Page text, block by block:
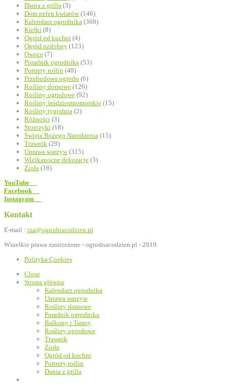
Dania z grilla (3)
Dom pełen kwiatów(146)
Kalendarz ogrodnika (368)
Kiełki (8)
Ogród od kuchni (4)
Ogród ozdobny (123)
Owoce (7)
Poradnik ogrodnika (53)
Portrety roślin (48)
Przebudowa ogrodu (6)
Rośliny domowe (126)
Rośliny ogrodowe (92)
Rośliny śródziemnomorskie (15)
Rośliny tygodnia (2)
Różności (3)
Storczyki (18)
Święta Bożego Narodzenia (15)
Trawnik (29)
Uprawa warzyw(315)
Wielkanocne dekoracje (3)
Zioła (18)
YouTube
Facebook
Instagram
Kontakt
E-mail : iza@ogrodnacodzien.pl
Wszelkie prawa zastrzeżone - ogrodnacodzien.pl - 2019
Polityka Cookies
Close
Strona główna
Kalendarz ogrodnika
Uprawa warzyw
Rośliny domowe
Poradnik ogrodnika
Balkony i Tarasy
Rośliny ogrodowe
Trawnik
Zioła
Ogród od kuchni
Portrety roślin
Dania z grilla